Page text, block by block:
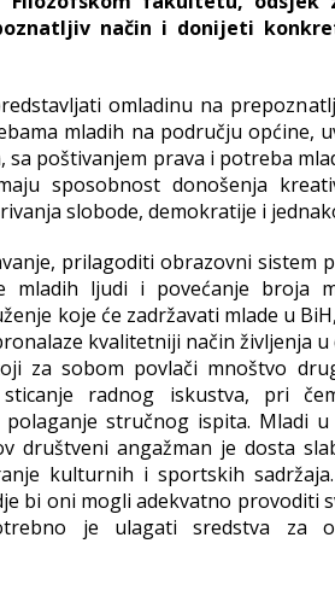
način i donijeti
omladinu na
mladih na području općine,
sa poštivanjem prava i potreba
sposobnost donošenja
slobode, demokratije i
prilagoditi obrazovni sistem
mladih ljudi i povećanje broja
koje će zadržavati mlade u
kvalitetniji način življenja
za sobom povlači mnoštvo
radnog iskustva, pri
stručnog ispita. Mladi
društveni angažman je dosta
kulturnih i sportskih
bi oni mogli adekvatno provoditi
je ulagati sredstva za